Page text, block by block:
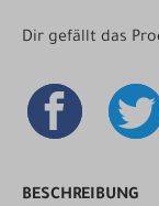
Dir gefällt das
BESCHREIBUNG